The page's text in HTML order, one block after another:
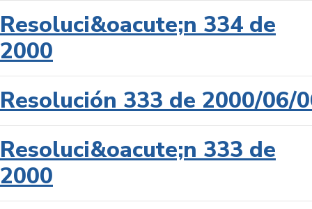
Resoluci&oacute;n 334 de
2000
Resolución 333 de 2000/06/
Resoluci&oacute;n 333 de
2000